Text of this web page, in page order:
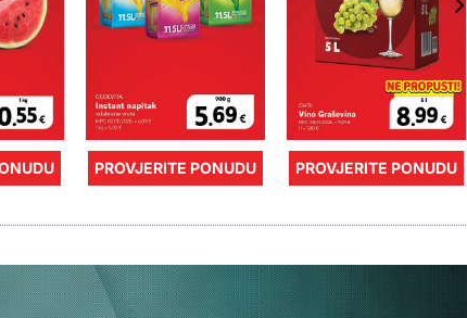
PROVJERITE PONUDU PROVJERITE PONUDU